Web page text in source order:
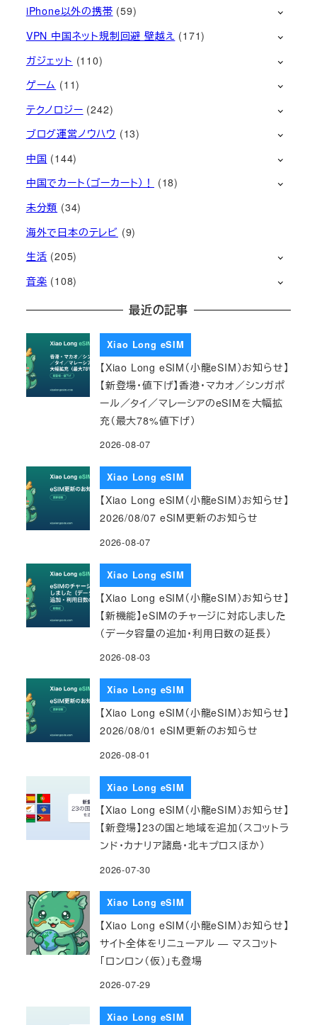
iPhone以外の携帯 (59)
VPN 中国ネット規制回避 壁越え (171)
ガジェット (110)
ゲーム (11)
テクノロジー (242)
ブログ運営ノウハウ (13)
中国 (144)
中国でカート（ゴーカート）！
(18)
未分類 (34)
海外で日本のテレビ (9)
生活 (205)
音楽 (108)
最近の記事
Xiao Long eSIM
【Xiao Long eSIM（小龍eSIM）お知らせ】
【新登場・値下げ】香港・マカオ／シンガポ
ール／タイ／マレーシアのeSIMを大幅拡
充（最大78%値下げ）
2026-08-07
Xiao Long eSIM
【Xiao Long eSIM（小龍eSIM）お知らせ】
2026/08/07 eSIM更新のお知らせ
2026-08-07
Xiao Long eSIM
【Xiao Long eSIM（小龍eSIM）お知らせ】
【新機能】eSIMのチャージに対応しました
（データ容量の追加・利用日数の延長）
2026-08-03
Xiao Long eSIM
【Xiao Long eSIM（小龍eSIM）お知らせ】
2026/08/01 eSIM更新のお知らせ
2026-08-01
Xiao Long eSIM
【Xiao Long eSIM（小龍eSIM）お知らせ】
【新登場】23の国と地域を追加（スコットラ
ンド・カナリア諸島・北キプロスほか）
2026-07-30
Xiao Long eSIM
【Xiao Long eSIM（小龍eSIM）お知らせ】
サイト全体をリニューアル — マスコット
「ロンロン（仮）」も登場
2026-07-29
Xiao Long eSIM